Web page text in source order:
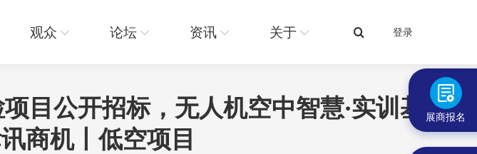
观众 论坛 资讯 关于
搜
登录
公开招标，无人机空中智慧·实训基
商机丨低空项目
展商报名
论坛 资讯 关于
搜